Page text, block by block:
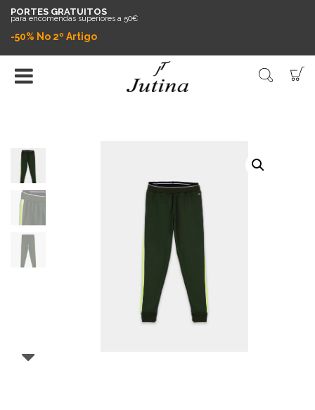
PORTES GRATUITOS
para encomendas superiores a 50€
-50% No 2º Artigo